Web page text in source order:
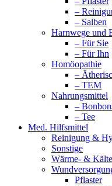
–
– Salben
Harnwege und
– Für Sie
– Für Ihn
Homöopathie
–
– TEM
Nahrungsmittel
–
– Tee
Med. Hilfsmittel
Reinigung &
Sonstige
Wärme- &
Pflaster